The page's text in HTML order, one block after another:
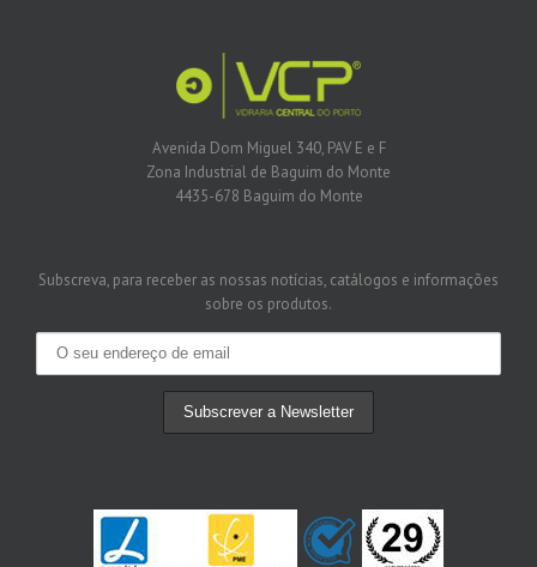
Avenida Dom Miguel 340, PAV E e F
Zona Industrial de Baguim do Monte
4435-678 Baguim do Monte
Subscreva, para receber as nossas notícias, catálogos e informações
sobre os produtos.